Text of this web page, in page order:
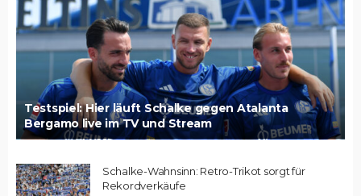
Testspiel: Hier läuft Schalke gegen Atalanta
Bergamo live im TV und Stream
Schalke-Wahnsinn: Retro-Trikot sorgt für
Rekordverkäufe